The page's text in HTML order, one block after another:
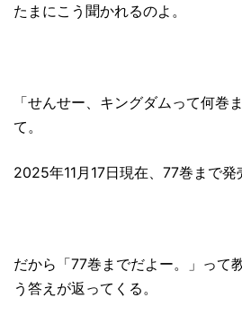
たまにこう聞かれるのよ。
「せんせー、キングダムって何巻
て。
2025年11月17日現在、77巻まで発
だから「77巻までだよー。」って
う答えが返ってくる。